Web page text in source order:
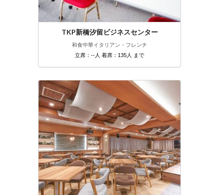
TKP新橋汐留ビジネスセンター
和食中華イタリアン・フレンチ
立席：--人 着席：135人 まで